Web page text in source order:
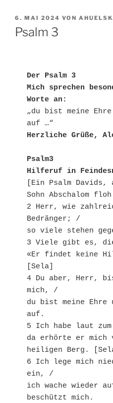
VERÖFFENTLICHT
AM
6. MAI 2024 VON
Psalm 3
Der Psalm 3
Mich sprechen
Worte an:
„du bist meine
auf …“
Herzliche Grüße,
Psalm3
Hilferuf in
[Ein Psalm
Sohn Abschalom
2 Herr, wie
Bedränger; /
so viele stehen
3 Viele gibt es,
«Er findet keine
[Sela]
4 Du aber, Herr,
mich, /
du bist meine Ehre
auf.
5 Ich habe laut
da erhörte er mich
heiligen Berg.
6 Ich lege mich
ein, /
ich wache wieder
beschützt mich.